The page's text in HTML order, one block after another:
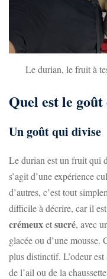
Le durian, le fruit à
Quel est le
Un goût qui divise
Le durian est un fruit qui
s’agit d’une expérience
d’autres, c’est tout
difficile à décrire, car il
crémeuxetsucré, avec
glacée ou d’une mousse.
plus distinctif. L’odeur
de l’ail ou de la